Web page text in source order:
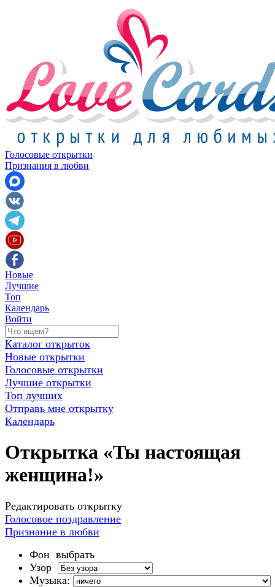
Голосовые открытки
Признания в любви
Новые
Лучшие
Топ
Календарь
Войти
Каталог открыток
Новые открытки
Голосовые открытки
Лучшие открытки
Топ лучших
Отправь мне открытку
Календарь
Открытка «Ты настоящая
женщина!»
Редактировать открытку
Голосовое поздравление
Признание в любви
Фон выбрать
Узор
Музыка: